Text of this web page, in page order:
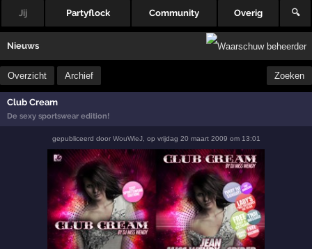
Jij Partyflock Community Overig 🔍
Nieuws
Overzicht Archief Zoeken
Club Cream
De sexy sportswear edition!
gepubliceerd door WouWieJ, op vrijdag 20 maart 2009 om 13:01